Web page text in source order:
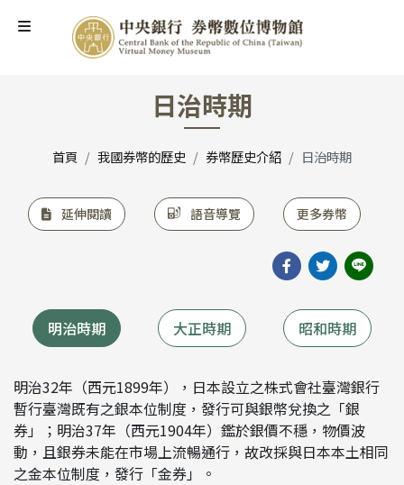
中央銀行 券幣數位博物館
日治時期
首頁 我國券幣的歷史 券幣歷史介紹 日治時期
延伸閱讀 語音導覽 更多券幣
分享至Facebook（
分享至twitter
分享至
明治時期 大正時期 昭和時期
明治32年（西元1899年），日本設立之株式會社臺灣銀行
暫行臺灣既有之銀本位制度，發行可與銀幣兌換之「銀
券」；明治37年（西元1904年）鑑於銀價不穩，物價波
動，且銀券未能在市場上流暢通行，故改採與日本本土相同
之金本位制度，發行「金券」。